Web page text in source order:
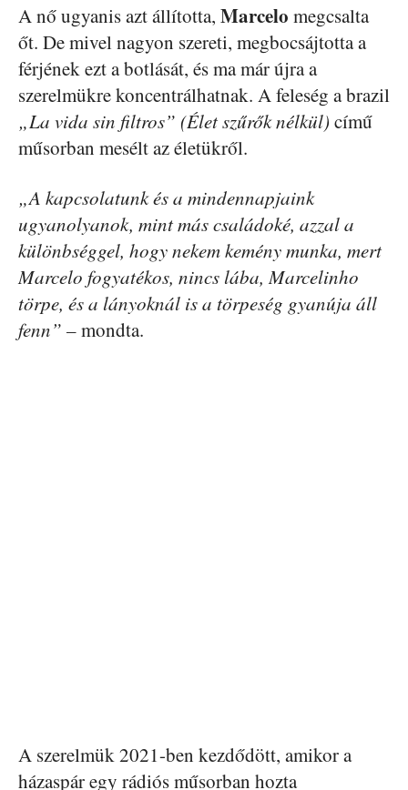
A nő ugyanis azt állította, Marcelo megcsalta
őt. De mivel nagyon szereti, megbocsájtotta a
férjének ezt a botlását, és ma már újra a
szerelmükre koncentrálhatnak. A feleség a brazil
„La vida sin filtros” (Élet szűrők nélkül) című
műsorban mesélt az életükről.
„A kapcsolatunk és a mindennapjaink
ugyanolyanok, mint más családoké, azzal a
különbséggel, hogy nekem kemény munka, mert
Marcelo fogyatékos, nincs lába, Marcelinho
törpe, és a lányoknál is a törpeség gyanúja áll
fenn” –mondta.
A szerelmük 2021-ben kezdődött, amikor a
házaspár egy rádiós műsorban hozta